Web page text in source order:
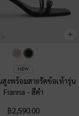
NEW
สูงพร้อมสายรัดข้อเท้ารุ่น
Fianna - สีดำ
฿2,590.00